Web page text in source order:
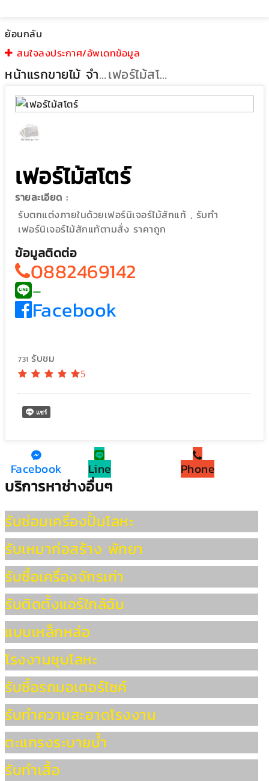
ย้อนกลับ
สนใจลงประกาศ/อัพเดทข้อมูล
หน้าแรก ขายไม้ จำหน่ายไม้ เฟอร์ไม้สโตร์
เฟอร์ไม้สโตร์
รายละเอียด :
รับตกแต่งภายในด้วยเฟอร์นิเจอร์ไม้สักแท้ , รับทำ
เฟอร์นิเจอร์ไม้สักแท้ตามสั่ง ราคาถูก
ข้อมูลติดต่อ
0882469142
-
Facebook
731 รับชม
5
Facebook Line Phone
บริการหาช่างอื่นๆ
รับซ่อมเครื่องปั้มโลหะ
รับเหมาก่อสร้าง พัทยา
รับซื้อเครื่องจักรเก่า
รับติดตั้งแอร์ใกล้ฉัน
แบบเหล็กหล่อ
โรงงานชุบโลหะ
รับซื้อรถมอเตอร์ไซค์
รับทำความสะอาดโรงงาน
ตะแกรงระบายน้ำ
รับทำเสื้อ